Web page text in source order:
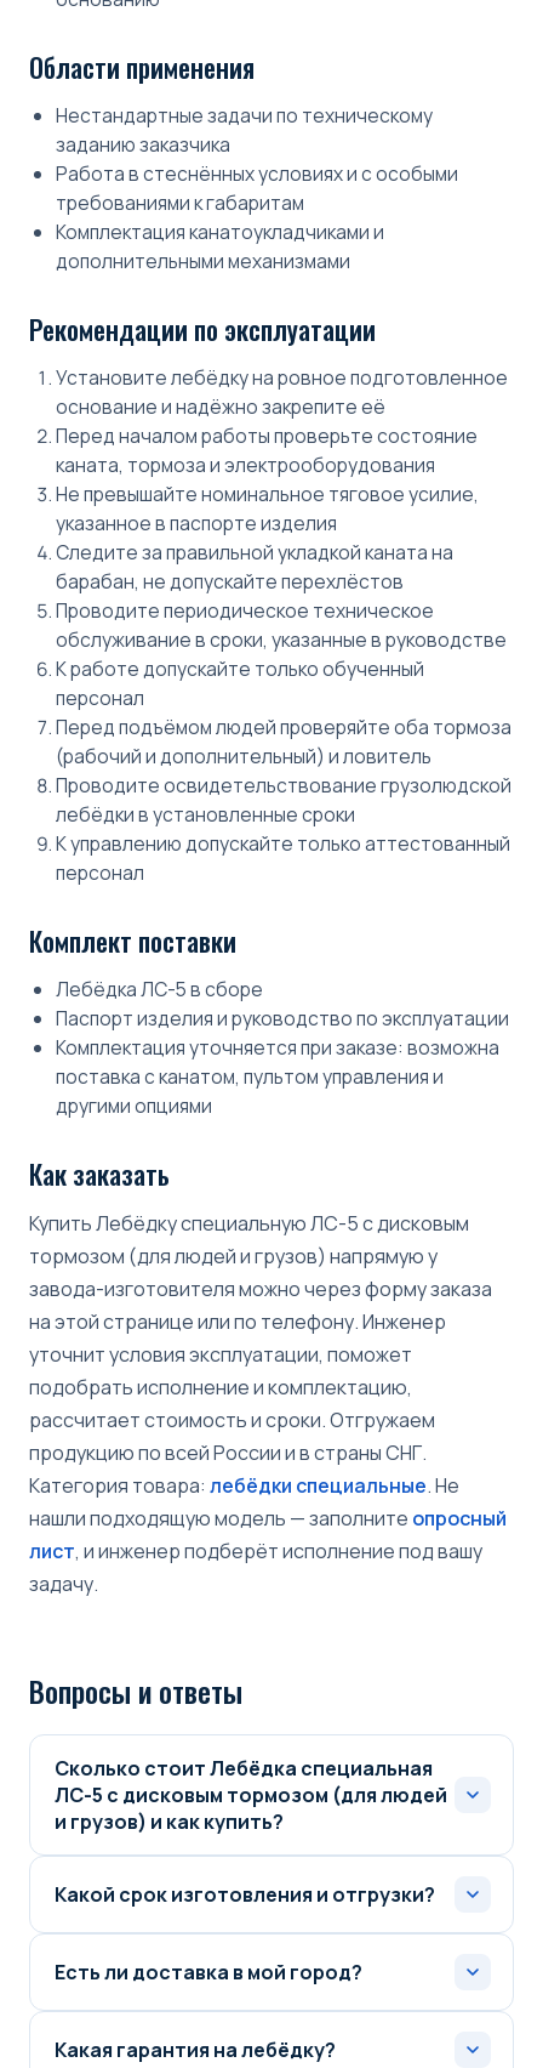
Области применения
Нестандартные задачи по техническому
заданию заказчика
Работа в стеснённых условиях и с особыми
требованиями к габаритам
Комплектация канатоукладчиками и
дополнительными механизмами
Рекомендации по эксплуатации
Установите лебёдку на ровное подготовленное
основание и надёжно закрепите её
Перед началом работы проверьте состояние
каната, тормоза и электрооборудования
Не превышайте номинальное тяговое усилие,
указанное в паспорте изделия
Следите за правильной укладкой каната на
барабан, не допускайте перехлёстов
Проводите периодическое техническое
обслуживание в сроки, указанные в руководстве
К работе допускайте только обученный
персонал
Перед подъёмом людей проверяйте оба тормоза
(рабочий и дополнительный) и ловитель
Проводите освидетельствование грузолюдской
лебёдки в установленные сроки
К управлению допускайте только аттестованный
персонал
Комплект поставки
Лебёдка ЛС-5 в сборе
Паспорт изделия и руководство по эксплуатации
Комплектация уточняется при заказе: возможна
поставка с канатом, пультом управления и
другими опциями
Как заказать
Купить Лебёдку специальную ЛС-5 с дисковым
тормозом (для людей и грузов) напрямую у
завода-изготовителя можно через форму заказа
на этой странице или по телефону. Инженер
уточнит условия эксплуатации, поможет
подобрать исполнение и комплектацию,
рассчитает стоимость и сроки. Отгружаем
продукцию по всей России и в страны СНГ.
Категория товара: лебёдки специальные. Не
нашли подходящую модель — заполните опросный
лист, и инженер подберёт исполнение под вашу
задачу.
Вопросы и ответы
Сколько стоит Лебёдка специальная
ЛС-5 с дисковым тормозом (для людей
и грузов) и как купить?
Какой срок изготовления и отгрузки?
Есть ли доставка в мой город?
Какая гарантия на лебёдку?